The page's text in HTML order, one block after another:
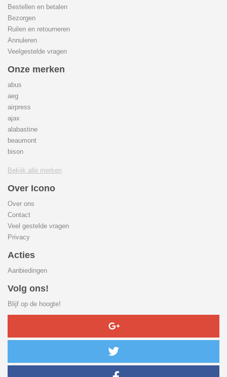
Bestellen en betalen
Bezorgen
Ruilen en retourneren
Annuleren
Veelgestelde vragen
Onze merken
abus
aeg
airpress
ajax
alabastine
beaumont
bison
Bekijk alle merken
Over Icono
Over ons
Contact
Veel gestelde vragen
Privacy
Acties
Aanbiedingen
Volg ons!
Blijf op de hoogte!